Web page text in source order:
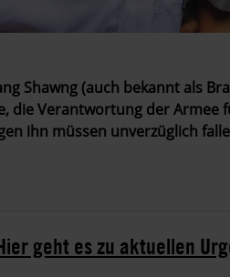
Shawng (auch bekannt als
die Verantwortung der Armee
ihn müssen unverzüglich
geht es zu aktuellen